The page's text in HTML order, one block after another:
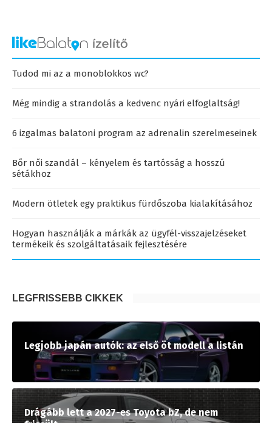
Tudod mi az a monoblokkos wc?
Még mindig a strandolás a kedvenc nyári elfoglaltság!
6 izgalmas balatoni program az adrenalin szerelmeseinek
Bőr női szandál – kényelem és tartósság a hosszú
sétákhoz
Modern ötletek egy praktikus fürdőszoba kialakításához
Hogyan használják a márkák az ügyfél-visszajelzéseket
termékeik és szolgáltatásaik fejlesztésére
LEGFRISSEBB CIKKEK
Legjobb japán autók: az első öt modell a listán
Drágább lett a 2027-es Toyota bZ, de nem